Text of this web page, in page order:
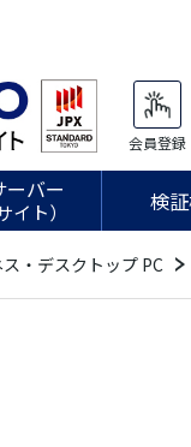
会員登録
ーバー
イト） 検
・デスクトップ PC